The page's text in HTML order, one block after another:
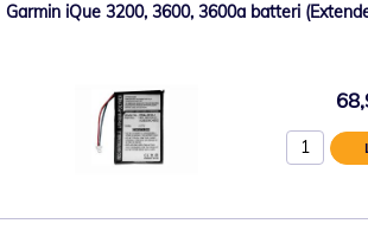
Garmin iQue 3200, 3600, 3600a batteri